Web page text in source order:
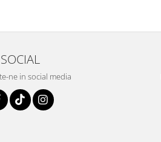
SOCIAL
ne in social media